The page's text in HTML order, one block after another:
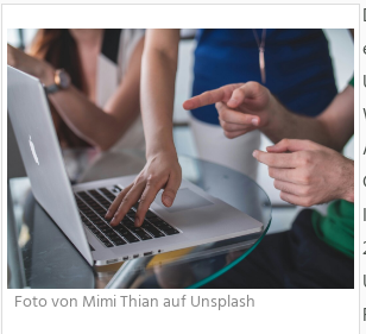
Foto von Mimi Thian auf Unsplash